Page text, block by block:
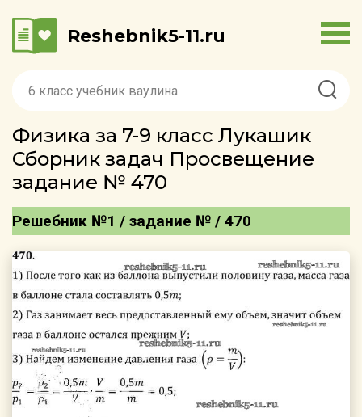
Reshebnik5-11.ru
Физика за 7-9 класс Лукашик
Сборник задач Просвещение
задание № 470
Решебник №1 / задание № / 470